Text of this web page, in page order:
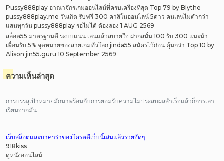
Pussy888play อาณาจักรเกมออนไลน์ที่ครบเครื่องที่สุด Top 79 by Blythe
pussy888play.me วันเกิด รับฟรี 300 คาสิโนออนไลน์ 5ดาว คนเล่นไม่ต่ำกว่า
แสนทุกวัน pussy888play รอไม่ได้ ต้องลอง 1 AUG 2569
สล็อต55 มาตรฐานดี ระบบแน่น เล่นแล้วสบายใจ ฝากสนั่น 100 รับ 300 แนะนำ
เพื่อนรับ 5% จุดหมายของสายเกมทั่วโลก jinda55 สมัครไว้ก่อน คุ้มกว่า Top 10 by
Alison jin55.guru 10 September 2569
ความเห็นล่าสุด
การบรรลุเป้าหมายมักมาพร้อมกับการยอมรับความไม่ประสบผลสำเร็จแล้วก็การเล่า
เรียนจากมัน
เว็บสล็อตและบาคาร่าของโครตดีเว็บนี้เล่นแล้วรวยจัดๆ
918kiss
ดูหนังออนไลน์